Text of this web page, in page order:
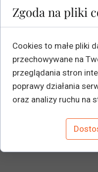
9010 STUDIO
NAWIGACJA
Oferta
Realizacje
Kontakt
Zgoda na pliki
Cookies to małe pliki
przechowywane na
przeglądania stron
poprawy działania
oraz analizy ruchu na